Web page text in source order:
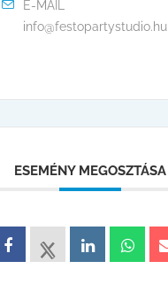
E-MAIL
info@festopartystudio.hu
ESEMÉNY MEGOSZTÁSA